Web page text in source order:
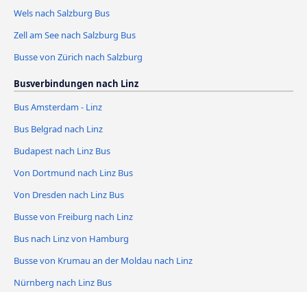
Wels nach Salzburg Bus
Zell am See nach Salzburg Bus
Busse von Zürich nach Salzburg
Busverbindungen nach Linz
Bus Amsterdam - Linz
Bus Belgrad nach Linz
Budapest nach Linz Bus
Von Dortmund nach Linz Bus
Von Dresden nach Linz Bus
Busse von Freiburg nach Linz
Bus nach Linz von Hamburg
Busse von Krumau an der Moldau nach Linz
Nürnberg nach Linz Bus